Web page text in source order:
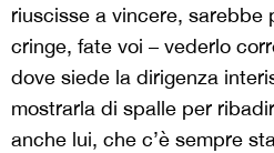
riuscisse a vincere, sarebbe
cringe, fate voi – vederlo
dove siede la dirigenza
mostrarla di spalle per
anche lui, che c’è sempre